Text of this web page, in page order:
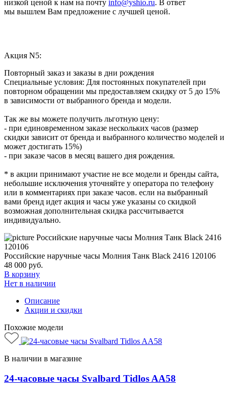
низкой ценой к нам на почту info@yshio.ru. В ответ
мы вышлем Вам предложение с лучшей ценой.
Акция N5:
Повторный заказ и заказы в дни рождения
Специальные условия: Для постоянных покупателей при
повторном обращении мы предоставляем скидку от 5 до 15%
в зависимости от выбранного бренда и модели.
Так же вы можете получить льготную цену:
- при единовременном заказе нескольких часов (размер
скидки зависит от бренда и выбранного количество моделей и
может достигать 15%)
- при заказе часов в месяц вашего дня рождения.
* в акции принимают участие не все модели и бренды сайта,
небольшие исключения уточняйте у оператора по телефону
или в комментариях при заказе часов. если на выбранный
вами бренд идет акция и часы уже указаны со скидкой
возможная дополнительная скидка рассчитывается
индивидуально.
Российские наручные часы Молния Танк Black 2416 120106
48 000 руб.
В корзину
Нет в наличии
Описание
Акции и скидки
Похожие модели
В наличии в магазине
24-часовые часы Svalbard Tidlos AA58